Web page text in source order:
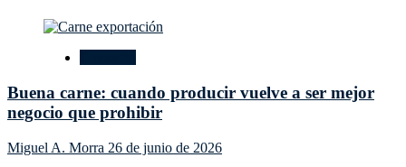
Buena carne: cuando producir vuelve a ser mejor
negocio que prohibir
Miguel A. Morra 26 de junio de 2026